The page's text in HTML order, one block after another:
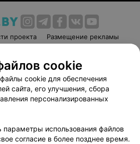
проекта
Размещение рекламы
соглашение
Способы оплаты
Партнеры
руководителю 103.by
персональных данных
cookie
cookie для обеспечения
сайта, его улучшения, сбора
персонализированных
использования файлов
согласие в более позднее время.